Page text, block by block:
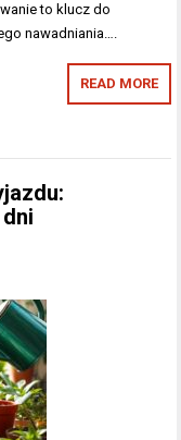
to klucz do
nawadniania….
READ MORE